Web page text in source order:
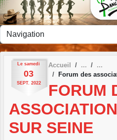
Le samedi
03
SEPT. 2022
Accueil
Forum des
FORUM
SUR SEINE